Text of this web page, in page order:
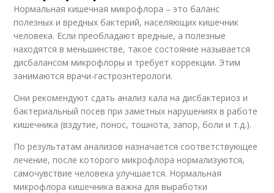
Нормальная кишечная микрофлора – это баланс
полезных и вредных бактерий, населяющих кишечник
человека. Если преобладают вредные, а полезные
находятся в меньшинстве, такое состояние называется
дисбалансом микрофлоры и требует коррекции. Этим
занимаются врачи-гастроэнтерологи.
Они рекомендуют сдать анализ кала на дисбактериоз и
бактериальный посев при заметных нарушениях в работе
кишечника (вздутие, понос, тошнота, запор, боли и т.д.).
По результатам анализов назначается соответствующее
лечение, после которого микрофлора нормализуются,
самочувствие человека улучшается. Нормальная
микрофлора кишечника важна для выработки